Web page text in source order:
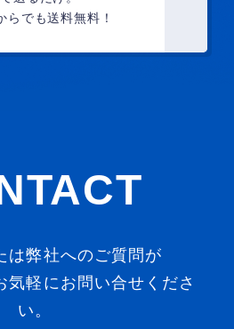
らでも送料無料！
は弊社へのご質問が
気軽にお問い合せくださ
い。